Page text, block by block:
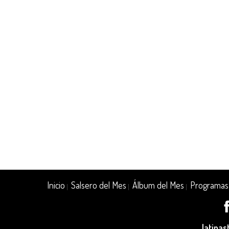
Inicio |Salsero del Mes |Álbum del Mes Programas